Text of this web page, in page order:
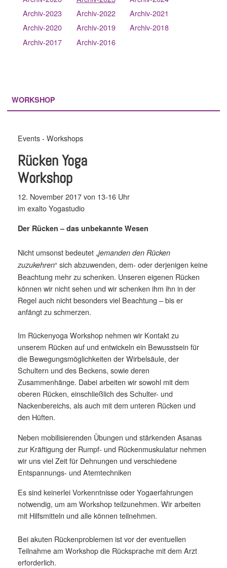
Archiv-2023
Archiv-2022
Archiv-2021
Archiv-2020
Archiv-2019
Archiv-2018
Archiv-2017
Archiv-2016
WORKSHOP
Events - Workshops
Rücken Yoga
Workshop
12. November 2017 von 13-16 Uhr
im exalto Yogastudio
Der Rücken – das unbekannte Wesen
Nicht umsonst bedeutet „jemanden den Rücken
zuzukehren“ sich abzuwenden, dem- oder derjenigen keine
Beachtung mehr zu schenken. Unseren eigenen Rücken
können wir nicht sehen und wir schenken ihm ihn in der
Regel auch nicht besonders viel Beachtung – bis er
anfängt zu schmerzen.
Im Rückenyoga Workshop nehmen wir Kontakt zu
unserem Rücken auf und entwickeln ein Bewusstsein für
die Bewegungsmöglichkeiten der Wirbelsäule, der
Schultern und des Beckens, sowie deren
Zusammenhänge. Dabei arbeiten wir sowohl mit dem
oberen Rücken, einschließlich des Schulter- und
Nackenbereichs, als auch mit dem unteren Rücken und
den Hüften.
Neben mobilisierenden Übungen und stärkenden Asanas
zur Kräftigung der Rumpf- und Rückenmuskulatur nehmen
wir uns viel Zeit für Dehnungen und verschiedene
Entspannungs- und Atemtechniken
Es sind keinerlei Vorkenntnisse oder Yogaerfahrungen
notwendig, um am Workshop teilzunehmen. Wir arbeiten
mit Hilfsmitteln und alle können teilnehmen.
Bei akuten Rückenproblemen ist vor der eventuellen
Teilnahme am Workshop die Rücksprache mit dem Arzt
erforderlich.